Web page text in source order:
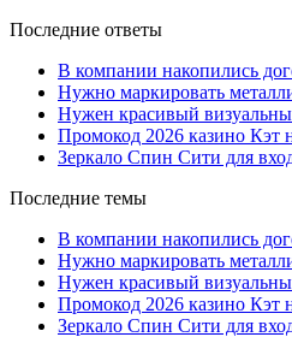
Последние ответы
В компании накопились
Нужно маркировать
Нужен красивый
Промокод 2026 казино Кэт
Зеркало Спин Сити для
Последние темы
В компании накопились
Нужно маркировать
Нужен красивый
Промокод 2026 казино Кэт
Зеркало Спин Сити для